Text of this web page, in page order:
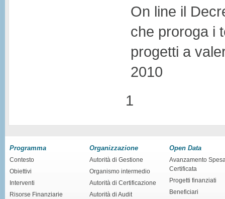
On line il
che proroga i
progetti a
2010
1
Programma
Contesto
Obiettivi
Interventi
Risorse Finanziarie
Organizzazione
Autorità di Gestione
Organismo intermedio
Autorità di Certificazione
Autorità di Audit
Open Data
Avanzamento
Certificata
Progetti finanziati
Beneficiari